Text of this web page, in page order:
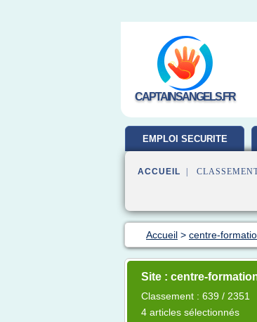
CAPTAINSANGELS.FR
EMPLOI SECURITE
ACCUEIL |
Accueil > centre-
Site : centre-
Classement : 639 / 2351
4 articles sélectionnés